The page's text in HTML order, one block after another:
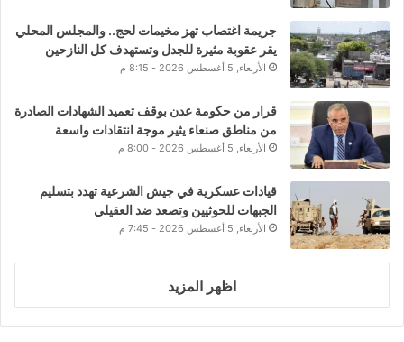
جريمة اغتصاب تهز مخيمات لحج.. والمجلس المحلي
يقر عقوبة مثيرة للجدل وتستهدف كل النازحين
الأربعاء, 5 أغسطس 2026 - 8:15 م
قرار من حكومة عدن بوقف تعميد الشهادات الصادرة
من مناطق صنعاء يثير موجة انتقادات واسعة
الأربعاء, 5 أغسطس 2026 - 8:00 م
قيادات عسكرية في جيش الشرعية تهدد بتسليم
الجبهات للحوثيين وتصعد ضد العقيلي
الأربعاء, 5 أغسطس 2026 - 7:45 م
اظهر المزيد